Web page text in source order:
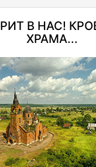
В НАС!
ХРАМА...